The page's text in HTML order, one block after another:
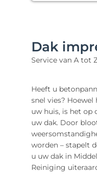
Dak
Service van A tot
Heeft u
snel vies?
uw huis, is het op
uw dak. Door
worden – stapelt
u uw dak in
Reiniging